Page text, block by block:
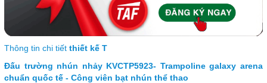
Thông tin chi tiết thiết kế T
Đấu trường nhún nhảy KVCTP5923- Trampoline galaxy arena
chuẩn quốc tế - Công viên bạt nhún thể thao